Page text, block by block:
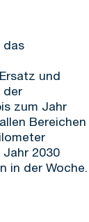
das
und
der
zum Jahr
Bereichen
2030
in der Woche.